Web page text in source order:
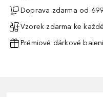
Doprava zdarma od
Vzorek zdarma ke
Prémiové dárkové